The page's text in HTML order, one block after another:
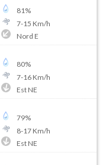
81%
7-15 Km/h
Nord E
80%
7-16Km/h
Est NE
79%
8-17Km/h
Est NE